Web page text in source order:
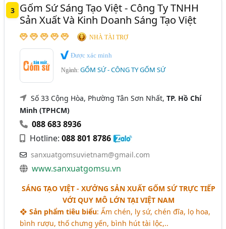
3
Gốm Sứ Sáng Tạo Việt - Công Ty TNHH
Sản Xuất Và Kinh Doanh Sáng Tạo Việt
NHÀ TÀI TRỢ
Được xác minh
Ngành:GỐM SỨ - CÔNG TY GỐM SỨ
Số 33 Cộng Hòa, Phường Tân Sơn Nhất,TP. Hồ Chí
Minh (TPHCM)
088 683 8936
Hotline:088 801 8786
sanxuatgomsuvietnam@gmail.com
www.sanxuatgomsu.vn
SÁNG TẠO VIỆT - XƯỞNG SẢN XUẤT GỐM SỨ TRỰC TIẾP
VỚI QUY MÔ LỚN TẠI VIỆT NAM
❖Sản phẩm tiêu biểu: Ấm chén, ly sứ, chén đĩa, lọ hoa,
bình rượu, thố chưng yến, bình hút tài lộc,..